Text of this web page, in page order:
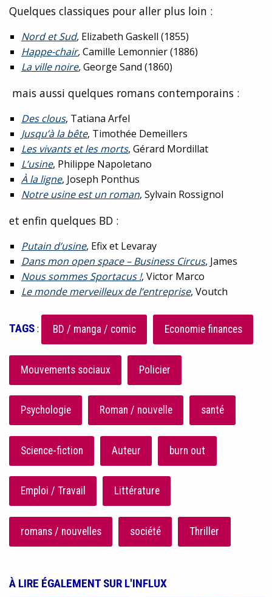
Quelques classiques pour aller plus loin :
Nord et Sud, Elizabeth Gaskell (1855)
Happe-chair,Camille Lemonnier (1886)
La ville noire,George Sand (1860)
mais aussi quelques romans contemporains :
Des clous, Tatiana Arfel
Jusqu’à la bête, Timothée Demeillers
Les vivants et les morts, Gérard Mordillat
L’usine, Philippe Napoletano
À la ligne, Joseph Ponthus
Notre usine est un roman, Sylvain Rossignol
et enfin quelques BD :
Putain d’usine, Efix et Levaray
Dans mon open space – Business Circus, James
Nous sommes Sportacus !, Victor Marco
Le monde merveilleux de l’entreprise, Voutch
TAGS: BD / manga / comic Economie finances
Mouvements sociaux Policier
Psychologie Roman / nouvelle santé
Science-fiction Auteur burn out
Emploi / Travail Littérature
romans / nouvelles société Thriller
À LIRE ÉGALEMENT SUR L'INFLUX